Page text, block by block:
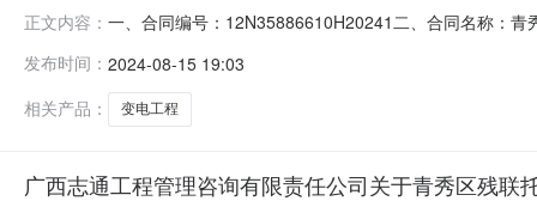
正文内容： 一、合同编号：12N35886610H20241二、合同名称：
道5号城南华府26-12号联系方式：0771-3256993六、合
发布时间： 2024-08-15 19:03
相关产品：
变电工程
广西志通工程管理咨询有限责任公司关于青秀区残联